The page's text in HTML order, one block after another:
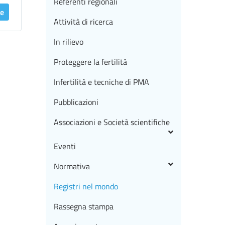
Attività di ricerca
In rilievo
Proteggere la fertilità
Infertilità e tecniche di PMA
Pubblicazioni
Associazioni e Società scientifiche
Eventi
Normativa
Registri nel mondo
Rassegna stampa